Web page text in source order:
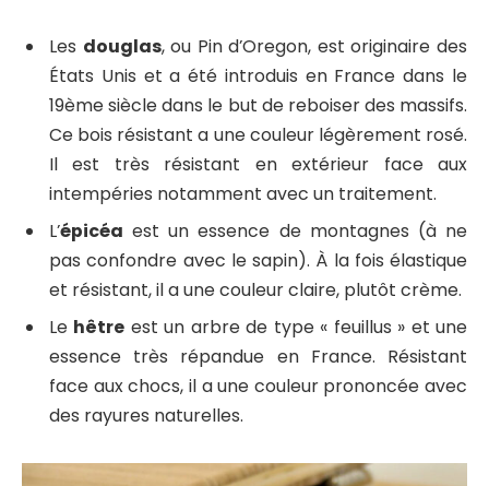
Les douglas, ou Pin d’Oregon, est originaire des
États Unis et a été introduis en France dans le
19ème siècle dans le but de reboiser des massifs.
Ce bois résistant a une couleur légèrement rosé.
Il est très résistant en extérieur face aux
intempéries notamment avec un traitement.
L’épicéa est un essence de montagnes (à ne
pas confondre avec le sapin). À la fois élastique
et résistant, il a une couleur claire, plutôt crème.
Le hêtre est un arbre de type « feuillus » et une
essence très répandue en France. Résistant
face aux chocs, il a une couleur prononcée avec
des rayures naturelles.